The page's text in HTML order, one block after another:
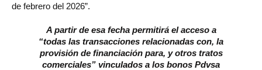
de febrero del 2026”.
A partir de esa fecha permitirá el acceso a
“todas las transacciones relacionadas con, la
provisión de financiación para, y otros tratos
comerciales” vinculados a los bonos Pdvsa